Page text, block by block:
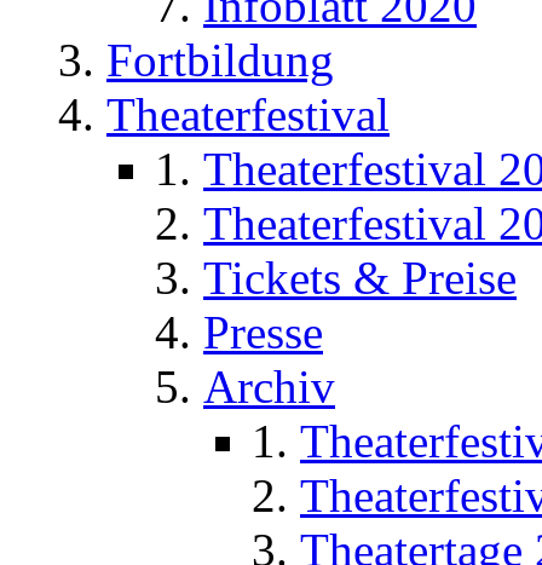
Fortbildung
Theaterfestival
Theaterfestival
Theaterfestival
Tickets & Preise
Presse
Archiv
Theatertage